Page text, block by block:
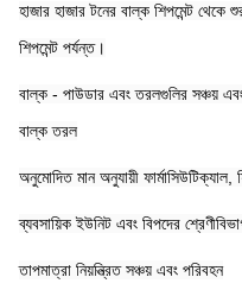
হাজার হাজার টনের বাল্ক শিপমেন্ট
শিপমেন্ট পর্যন্ত।
বাল্ক - পাউডার এবং তরলগুলির সঞ্চয়
বাল্ক তরল
অনুমোদিত মান অনুযায়ী
ব্যবসায়িক ইউনিট এবং বিপদের
তাপমাত্রা নিয়ন্ত্রিত সঞ্চয় এবং পরিবহন